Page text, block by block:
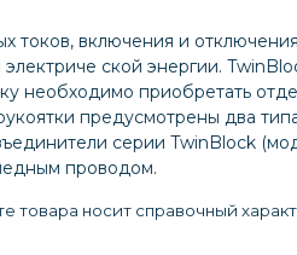
токов, включения и
ской энергии.
необходимо приобретать
предусмотрены два
серии TwinBlock
проводом.
товара носит справочный